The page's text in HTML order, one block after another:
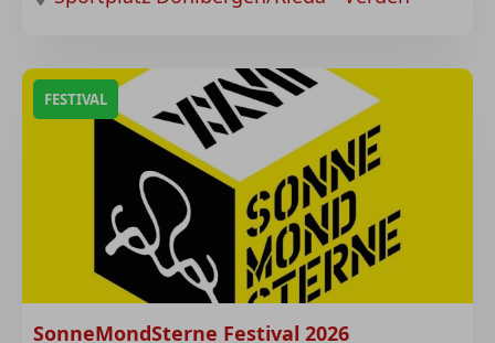
FESTIVAL
SonneMondSterne Festival 2026